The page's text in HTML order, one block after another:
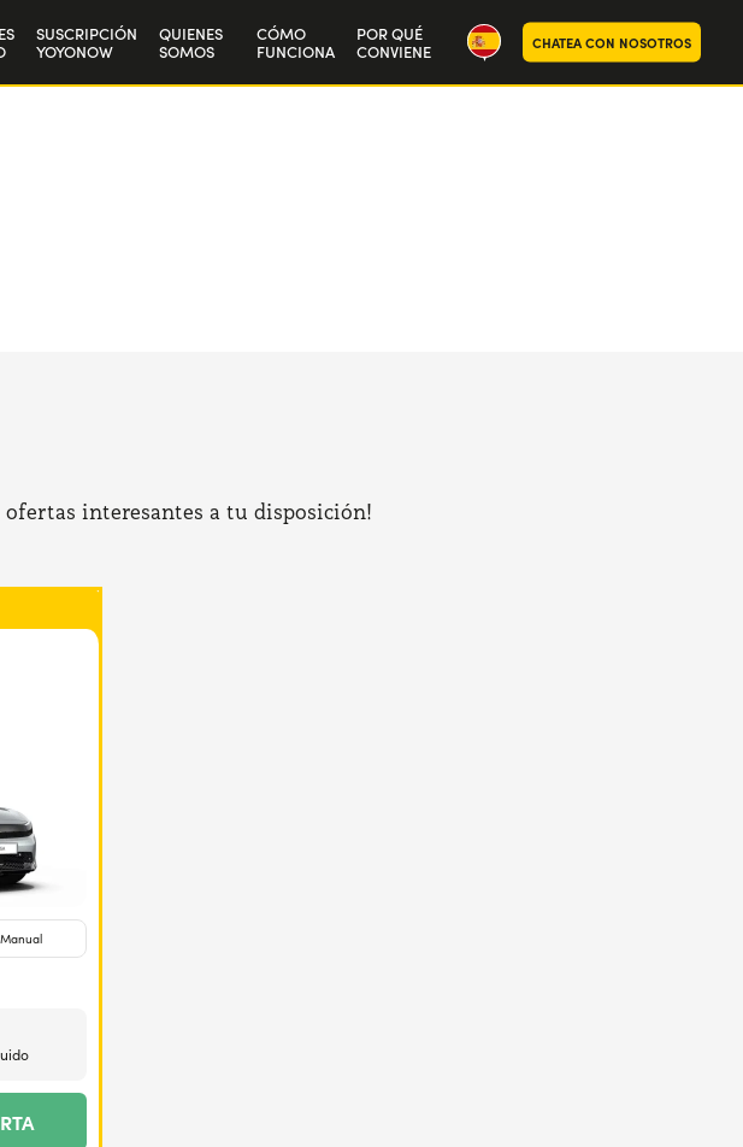
SUSCRIPCIÓN
YOYONOW
QUIENES
SOMOS
CÓMO
FUNCIONA
POR QUÉ
CONVIENE CHATEA CON NOSOTROS
ofertas interesantes a tu disposición!
Manual